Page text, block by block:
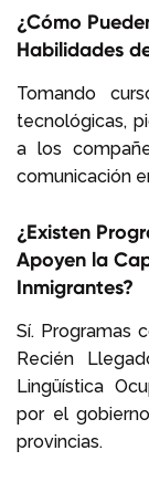
¿Cómo
Habilidades
Tomando
tecnológicas,
a los
comunicación
¿Existen
Apoyen la
Inmigrantes?
Sí. Programas
Recién
Lingüística
por el
provincias.